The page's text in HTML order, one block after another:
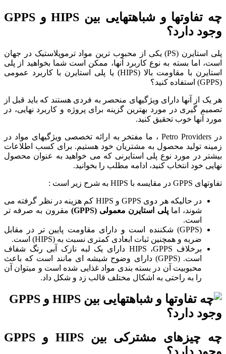
چه تفاوتها و شباهتهایی بین و
وجود دارد؟
پلی استایرن (PS) یکی از محبوب ترین مواد ترموپلاستیک در جهان
است، اما بسته به نوع کاربرد آنها، ممکن است شما بخواهید از پلی
استایرن با مقاومت بالا (HIPS) یا پلی استایرن با کاربرد عمومی
(GPPS) استفاده کنید؟
هر یک از آنها دارای ویژگیهای منحصر به فردی هستند که باید قبل از
تصمیم گیری در مورد بهترین گزینه برای پروژه و کاربرد نهایی، در
مورد آنها خوب تحقیق کنید.
در Petro Providers ، ما مفتخر به ارائه تخصصی ویژگیهای مواد در
زمینه تولید محصول به مشتریان خود هستیم. برای کسب اطلاعات
بیشتر در مورد نوع پلی استایرنی که می خواهید به عنوان محصول
نهایی خود انتخاب کنید، ادامه مطلب را بخوانید.
تفاوتهای GPPS در مقایسه با HIPS به شرح زیر است :
در حالیکه هر دوی GPPS و HIPS کم هزینه در نظر گرفته می
شوند، اماپلی استایرن معمولی (GPPS)
مقرون به صرفه تر
است.
(GPPS) شکننده است و دارای مقاومت پایین تر در مقابل
ضربه و همچنین ثبات ابعادی کمتری نسبت به (HIPS) است.
برخلاف HIPS ،GPPS دارای یک لبه نازک آبی رنگ شفاف
است. (GPPS) دارای وضوح شیشه ای مانند است که باعث
محبوبیت آن در بسته بندی مواد غذایی شده است و میتوان آن
را به راحتی به اشکال مختلف قالب زد و شکل داد.
چه چیزهای مشترکی بینHIPS و GPPS